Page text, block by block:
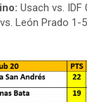
Usach vs. IDF
León Prado 1-